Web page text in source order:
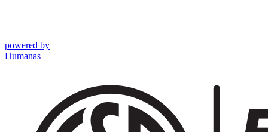
powered by
Humanas